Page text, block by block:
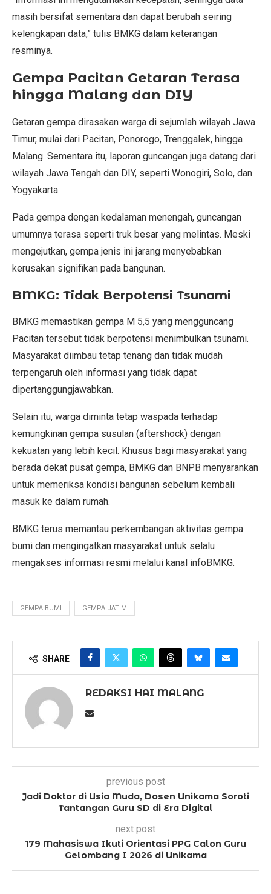
masih bersifat sementara dan dapat berubah seiring
kelengkapan data,” tulis BMKG dalam keterangan
resminya.
Gempa Pacitan Getaran Terasa
hingga Malang dan DIY
Getaran gempa dirasakan warga di sejumlah wilayah Jawa
Timur, mulai dari Pacitan, Ponorogo, Trenggalek, hingga
Malang. Sementara itu, laporan guncangan juga datang dari
wilayah Jawa Tengah dan DIY, seperti Wonogiri, Solo, dan
Yogyakarta.
Pada gempa dengan kedalaman menengah, guncangan
umumnya terasa seperti truk besar yang melintas. Meski
mengejutkan, gempa jenis ini jarang menyebabkan
kerusakan signifikan pada bangunan.
BMKG: Tidak Berpotensi Tsunami
BMKG memastikan gempa M 5,5 yang mengguncang
Pacitan tersebut tidak berpotensi menimbulkan tsunami.
Masyarakat diimbau tetap tenang dan tidak mudah
terpengaruh oleh informasi yang tidak dapat
dipertanggungjawabkan.
Selain itu, warga diminta tetap waspada terhadap
kemungkinan gempa susulan (aftershock) dengan
kekuatan yang lebih kecil. Khusus bagi masyarakat yang
berada dekat pusat gempa, BMKG dan BNPB menyarankan
untuk memeriksa kondisi bangunan sebelum kembali
masuk ke dalam rumah.
BMKG terus memantau perkembangan aktivitas gempa
bumi dan mengingatkan masyarakat untuk selalu
mengakses informasi resmi melalui kanal infoBMKG.
GEMPA BUMI GEMPA JATIM
SHARE
REDAKSI HAI MALANG
previous post
Jadi Doktor di Usia Muda, Dosen Unikama Soroti
Tantangan Guru SD di Era Digital
next post
179 Mahasiswa Ikuti Orientasi PPG Calon Guru
Gelombang I 2026 di Unikama